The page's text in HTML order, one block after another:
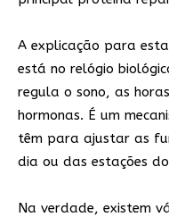
A explicação para
está no relógio
regula o sono, as
hormonas. É um
têm para ajustar as
dia ou das estações
Na verdade, existem